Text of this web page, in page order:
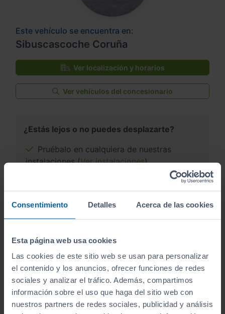
Consentimiento Detalles Acerca de las cookies
Esta página web usa cookies
Las cookies de este sitio web se usan para personalizar
el contenido y los anuncios, ofrecer funciones de redes
sociales y analizar el tráfico. Además, compartimos
información sobre el uso que haga del sitio web con
nuestros partners de redes sociales, publicidad y análisis
Este vehículo se encuentra en:
Sibuscascoche Coruña
Ver localización y horarios
Ver vehículos del concesionario
¿Estás lejos o no puedes desplazarte?
Pruébalo en cualquiera de nuestras
instalaciones (Ver instalaciones)
Te lo entregamos en tu casa, en cualquier
punto de la península. Consulta a nuestros
comerciales.
¿Por qué comprar en Sibuscascoche?
Compra tu coche con confianza